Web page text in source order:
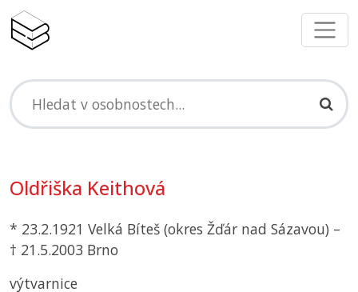
Oldřiška Keithová
* 23.2.1921 Velká Bíteš (okres Žďár nad Sázavou) –
† 21.5.2003 Brno
výtvarnice